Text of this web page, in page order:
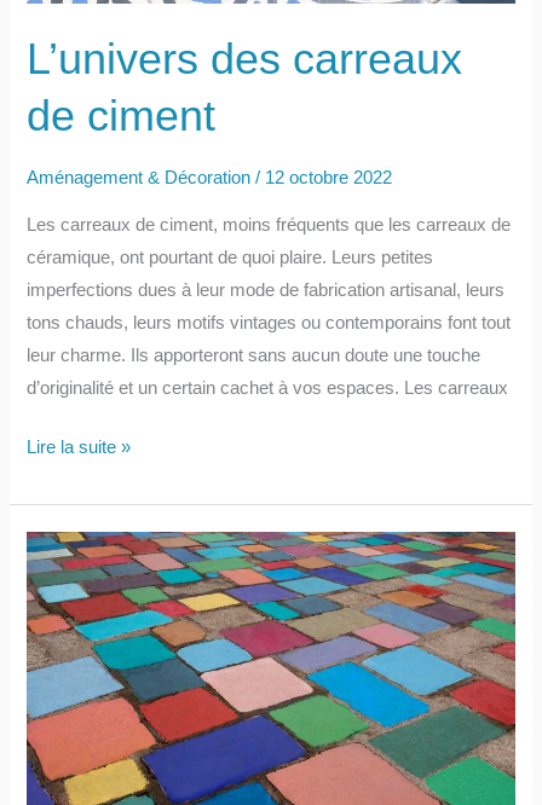
L’univers des carreaux
de ciment
Aménagement & Décoration / 12 octobre 2022
Les carreaux de ciment, moins fréquents que les carreaux de
céramique, ont pourtant de quoi plaire. Leurs petites
imperfections dues à leur mode de fabrication artisanal, leurs
tons chauds, leurs motifs vintages ou contemporains font tout
leur charme. Ils apporteront sans aucun doute une touche
d’originalité et un certain cachet à vos espaces. Les carreaux
L’univers
carreaux
de
ciment
Lire la suite »